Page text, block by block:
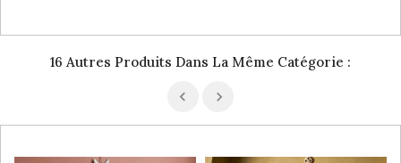
16 Autres Produits Dans La Même Catégorie :